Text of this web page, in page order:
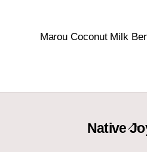
Marou Coconut Milk
Native